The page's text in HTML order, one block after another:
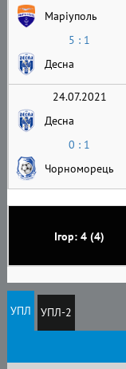
Ігор: 4 (4)
Маріуполь
5 : 1
Десна
24.07.2021
Десна
0 : 1
Чорноморець
УПЛ УПЛ-2